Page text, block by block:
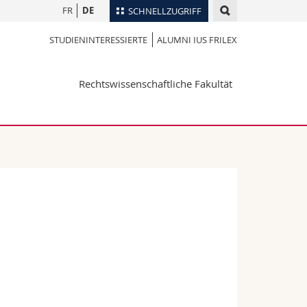
SCHNELLZUGRIFF
Personenverzeichnis
Bibliotheken
Vorlesungsverzeichnis
FR DE
STUDIENINTERESSIERTE ALUMNI IUS FRILEX
Rechtswissenschaftliche Fakultät